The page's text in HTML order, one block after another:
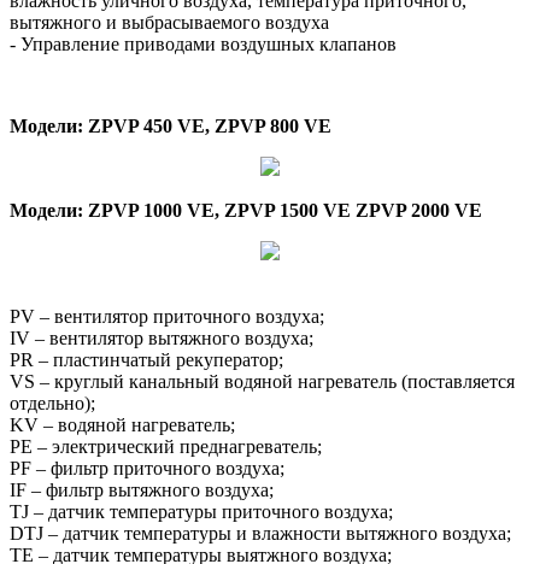
вытяжного и выбрасываемого воздуха
- Управление приводами воздушных клапанов
Модели: ZPVP 450 VE, ZPVP 800 VE
Модели: ZPVP 1000 VE, ZPVP 1500 VE ZPVP 2000 VE
PV – вентилятор приточного воздуха;
IV – вентилятор вытяжного воздуха;
PR – пластинчатый рекуператор;
VS – круглый канальный водяной нагреватель (поставляется
отдельно);
KV – водяной нагреватель;
PE – электрический преднагреватель;
PF – фильтр приточного воздуха;
IF – фильтр вытяжного воздуха;
TJ – датчик температуры приточного воздуха;
DTJ – датчик температуры и влажности вытяжного воздуха;
TE – датчик температуры выятжного воздуха;